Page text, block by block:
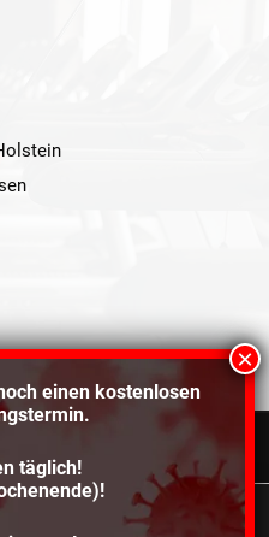
Nord, All Rights Reserved.
Team Nord
einen kostenlosen
täglich!